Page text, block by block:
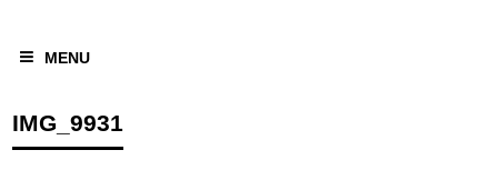
MENU
IMG_9931